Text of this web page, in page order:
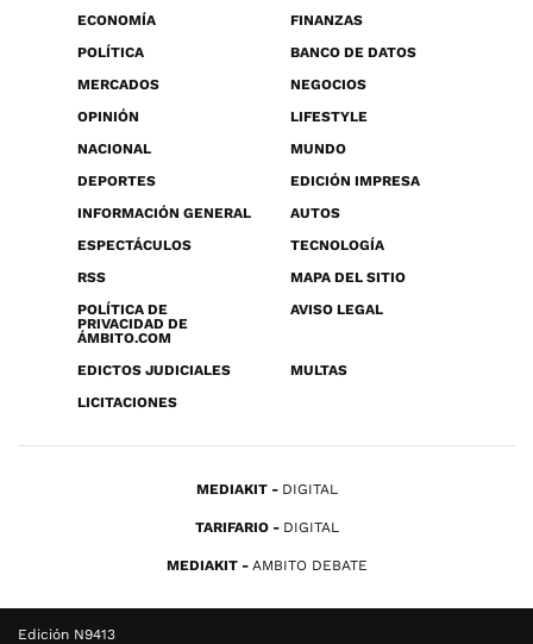
ECONOMÍA
FINANZAS
POLÍTICA
BANCO DE DATOS
MERCADOS
NEGOCIOS
OPINIÓN
LIFESTYLE
NACIONAL
MUNDO
DEPORTES
EDICIÓN IMPRESA
INFORMACIÓN GENERAL
AUTOS
ESPECTÁCULOS
TECNOLOGÍA
RSS
MAPA DEL SITIO
POLÍTICA DE
PRIVACIDAD DE
ÁMBITO.COM
AVISO LEGAL
EDICTOS JUDICIALES
MULTAS
LICITACIONES
MEDIAKIT DIGITAL
TARIFARIO DIGITAL
MEDIAKIT AMBITO DEBATE
Edición N9413